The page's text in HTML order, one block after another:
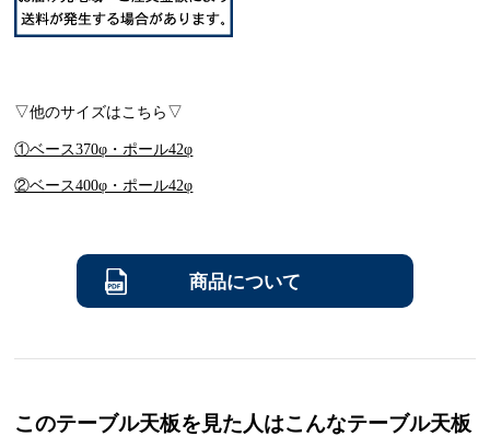
▽他のサイズはこちら▽
①ベース370φ・ポール42φ
②ベース400φ・ポール42φ
商品について
このテーブル天板を見た人はこんなテーブル天板